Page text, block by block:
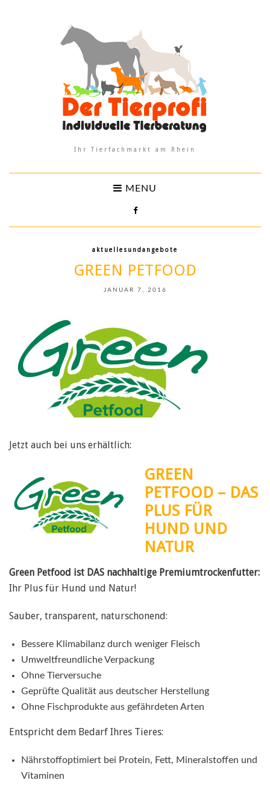
Ihr Tierfachmarkt am Rhein
MENU
aktuellesundangebote
GREEN PETFOOD
JANUAR 7, 2016
Jetzt auch bei uns erhältlich:
GREEN
PETFOOD – DAS
PLUS FÜR
HUND UND
NATUR
Green Petfood ist DAS nachhaltige Premiumtrockenfutter:
Ihr Plus für Hund und Natur!
Sauber, transparent, naturschonend:
Bessere Klimabilanz durch weniger Fleisch
Umweltfreundliche Verpackung
Ohne Tierversuche
Geprüfte Qualität aus deutscher Herstellung
Ohne Fischprodukte aus gefährdeten Arten
Entspricht dem Bedarf Ihres Tieres:
Nährstoffoptimiert bei Protein, Fett, Mineralstoffen und
Vitaminen